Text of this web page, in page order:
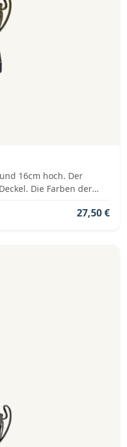
16cm hoch. Der
Die Farben der
27,50 €